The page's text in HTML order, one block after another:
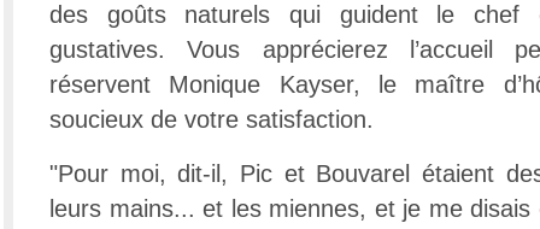
des goûts naturels qui guident le chef
gustatives. Vous apprécierez l’accueil
réservent Monique Kayser, le maître
soucieux de votre satisfaction.
"Pour moi, dit-il, Pic et Bouvarel étaient
leurs mains... et les miennes, et je me